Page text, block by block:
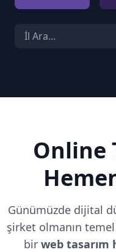
Online
Günümüzde dijital
şirket olmanın
bir web tasarım